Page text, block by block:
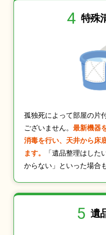
4 特殊
孤独死によって部屋の片
ございません。 最新機器
消毒を行い、天井から床
ます。
「遺品整理はした
からない」といった場合
5 遺